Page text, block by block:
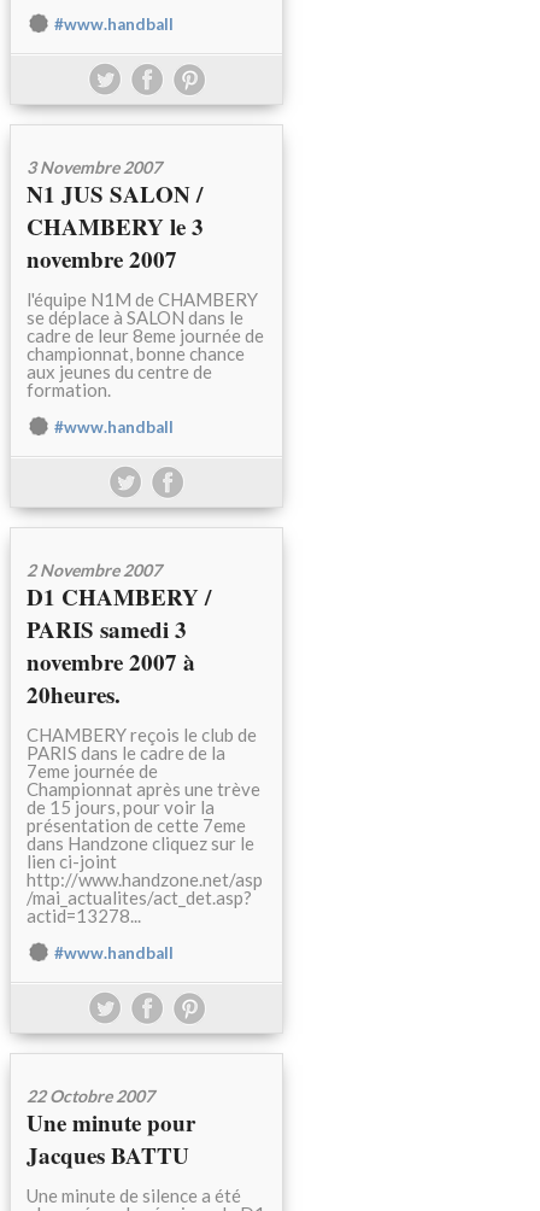
#www.handball
3 Novembre 2007
N1 JUS SALON /
CHAMBERY le 3
novembre 2007
l'équipe N1M de CHAMBERY
se déplace à SALON dans le
cadre de leur 8eme journée de
championnat, bonne chance
aux jeunes du centre de
formation.
#www.handball
2 Novembre 2007
D1 CHAMBERY /
PARIS samedi 3
novembre 2007 à
20heures.
CHAMBERY reçois le club de
PARIS dans le cadre de la
7eme journée de
Championnat après une trève
de 15 jours, pour voir la
présentation de cette 7eme
dans Handzone cliquez sur le
lien ci-joint
http://www.handzone.net/asp
/mai_actualites/act_det.asp?
actid=13278...
#www.handball
22 Octobre 2007
Une minute pour
Jacques BATTU
Une minute de silence a été